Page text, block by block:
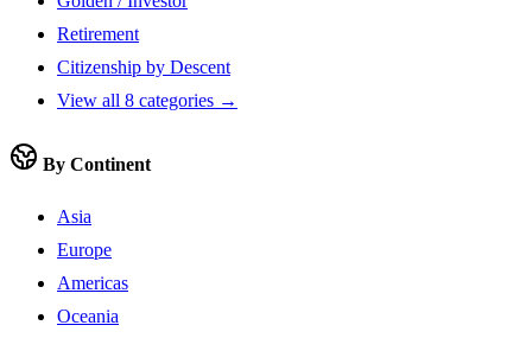
Retirement
Citizenship by Descent
View all 8 categories →
By Continent
Asia
Europe
Americas
Oceania